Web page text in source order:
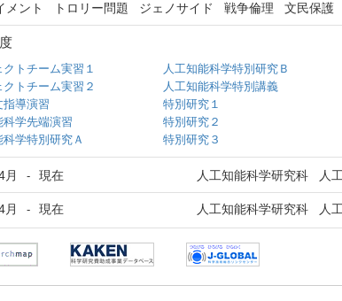
メント トロリー問題 ジェノサイド 戦争倫理 文民保護
クトチーム実習１
クトチーム実習２
指導演習
科学先端演習
科学特別研究Ａ
人工知能科学特別研究Ｂ
人工知能科学特別講義
特別研究１
特別研究２
特別研究３
月 - 現在 人工知能科学研究科 人
月 - 現在 人工知能科学研究科 人